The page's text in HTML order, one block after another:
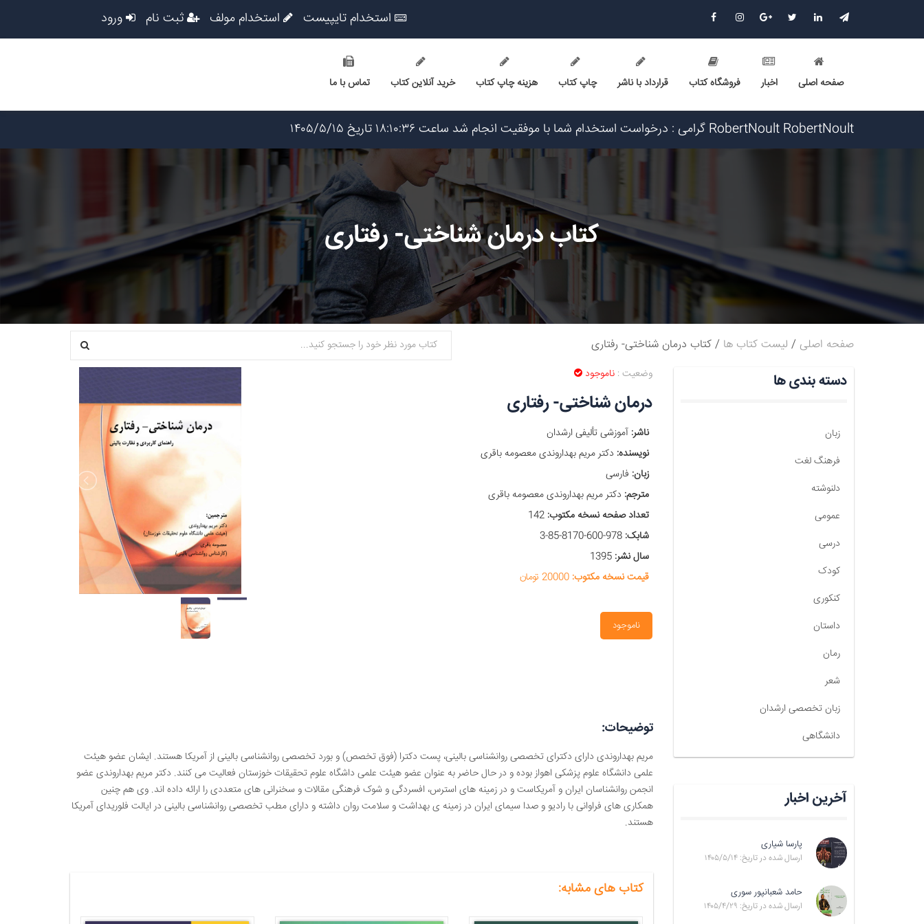
استخدام تایپیست استخدام مولف ثبت نام ورود
صفحه اصلی اخبار فروشگاه کتاب قرارداد با ناشر چاپ کتاب هزینه چاپ کتاب خرید آنلاین کتاب تماس با ما
Narkolog na dom_ypst Narkolog na dom_ypst گرامی : درخواست استخدام شما با موفقیت انجام شد ساعت ۱۵:۳۲:۹ تاریخ ۱۴۰۵/۵/۱۵
Elvie2t Elvie2t گرامی : درخواست استخدام شما با موفقیت انجام شد ساعت ۱۳:۱۲:۲ تاریخ ۱۴۰۵/۵/۱۵
Shkola onlain_rpmr Shkola onlain_rpmr گرامی : درخواست استخدام شما با موفقیت انجام شد ساعت ۱۳:۸:۱۶ تاریخ ۱۴۰۵/۵/۱۵
Mejdynarodnie plateji_mbst Mejdynarodnie plateji_mbst گرامی : درخواست استخدام شما با موفقیت انجام شد ساعت ۱۲:۶:۱۰ تاریخ ۱۴۰۵/۵/۱۵
Narkolog na dom_fpma Narkolog na dom_fpma گرامی : درخواست استخدام شما با موفقیت انجام شد ساعت ۲۳:۳۴:۴۶ تاریخ ۱۴۰۵/۵/۱۵
Narkolog na dom_znmi Narkolog na dom_znmi گرامی : درخواست استخدام شما با موفقیت انجام شد ساعت ۱۹:۴:۵۵ تاریخ ۱۴۰۵/۵/۱۵
Narkolog na dom_ujPi Narkolog na dom_ujPi گرامی : درخواست استخدام شما با موفقیت انجام شد ساعت ۱۹:۰:۳ تاریخ ۱۴۰۵/۵/۱۵
RobertNoult RobertNoult گرامی : درخواست استخدام شما با موفقیت انجام شد ساعت ۱۸:۱۰:۳۶ تاریخ ۱۴۰۵/۵/۱۵
کتاب درمان شناختی- رفتاری
صفحه اصلی لیست کتاب ها کتاب درمان شناختی- رفتاری
وضعیت : ناموجود
درمان شناختی- رفتاری
ناشر: آموزشی تألیفی ارشدان
نویسنده: دکتر مریم بهداروندی معصومه باقری
زبان: فارسی
مترجم: دکتر مریم بهداروندی معصومه باقری
تعداد صفحه نسخه مکتوب:
شابک:
سال نشر:
قیمت نسخه مکتوب:
ناموجود
توضیحات:
مریم بهداروندی دارای دکترای تخصصی روانشناسی بالینی، پست دکترا (فوق تخصص) و بورد تخصصی روانشناسی بالینی از آمریکا هستند. ایشان عضو هیئت
علمی دانشگاه علوم پزشکی اهواز بوده و در حال حاضر به عنوان عضو هیئت علمی داشگاه علوم تحقیقات خوزستان فعالیت می کنند. دکتر مریم بهداروندی عضو
انجمن روانشناسان ایران و آمریکاست و در زمینه های استرس، افسردگی و شوک فرهنگی مقالات و سخنرانی های متعددی را ارائه داده اند. وی هم چنین
همکاری های فراوانی با رادیو و صدا سیمای ایران در زمینه ی بهداشت و سلامت روان داشته و دارای مطب تخصصی روانشناسی بالینی در ایالت فلوریدای آمریکا
هستند.
کتاب های مشابه:
دسته بندی ها
زبان
فرهنگ لغت
دلنوشته
عمومی
درسی
کودک
کنکوری
داستان
رمان
شعر
زبان تخصصی ارشدان
دانشگاهی
آخرین اخبار
پارسا شیاری
ارسال شده در تاریخ: ۱۴۰۵/۵/۱۴
حامد شعبانپور سوری
ارسال شده در تاریخ: ۱۴۰۵/۴/۲۹